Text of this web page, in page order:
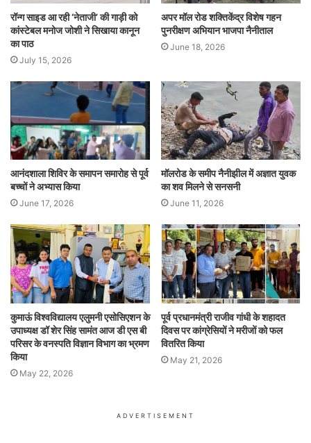
रॉन्ग साइड आ रही ‘नेताजी’ की गाड़ी को
कांस्टेबल मनोज जोशी ने सिखाया कानून
का पाठ
July 15, 2026
अपर मॉल रोड शक्तिकेंद्र विशेष गहन
पुनरीक्षण अभियान भाजपा नैनीताल
June 18, 2026
आनंदशाला शिविर के समापन समारोह से पूर्व
बच्चों ने अभ्यास किया
June 17, 2026
मॉलरोड के समीप नैनीझील में अज्ञात युवक
का शव मिलने से सनसनी
June 11, 2026
कुमाऊं विश्वविद्यालय एलुमनी एसोसिएशन के
उपाध्यक्ष डॉ शेर सिंह सामंत आज डी एस बी
परिसर के वनस्पति विज्ञान विभाग का भ्रमण
किया
May 22, 2026
पूर्व प्रधानमंत्री राजीव गांधी के शहादत
दिवस पर कांग्रेसियों ने मरीजों को फल
वितरित किया
May 21, 2026
ADVERTISEMENT